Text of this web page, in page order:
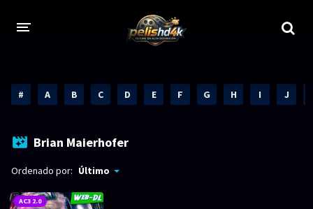
1080p 1080p Full HD
2160p REMUX 4K
720p
# A B C D E F G H I J
Brian Maierhofer
Ordenado por: Último
AC3 2.0